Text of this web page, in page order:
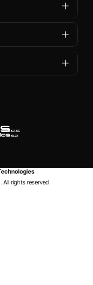
All rights reserved